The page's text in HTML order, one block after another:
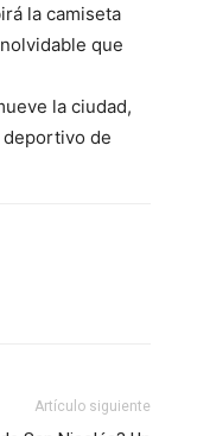
la camiseta
que
la ciudad,
de
Artículo siguiente